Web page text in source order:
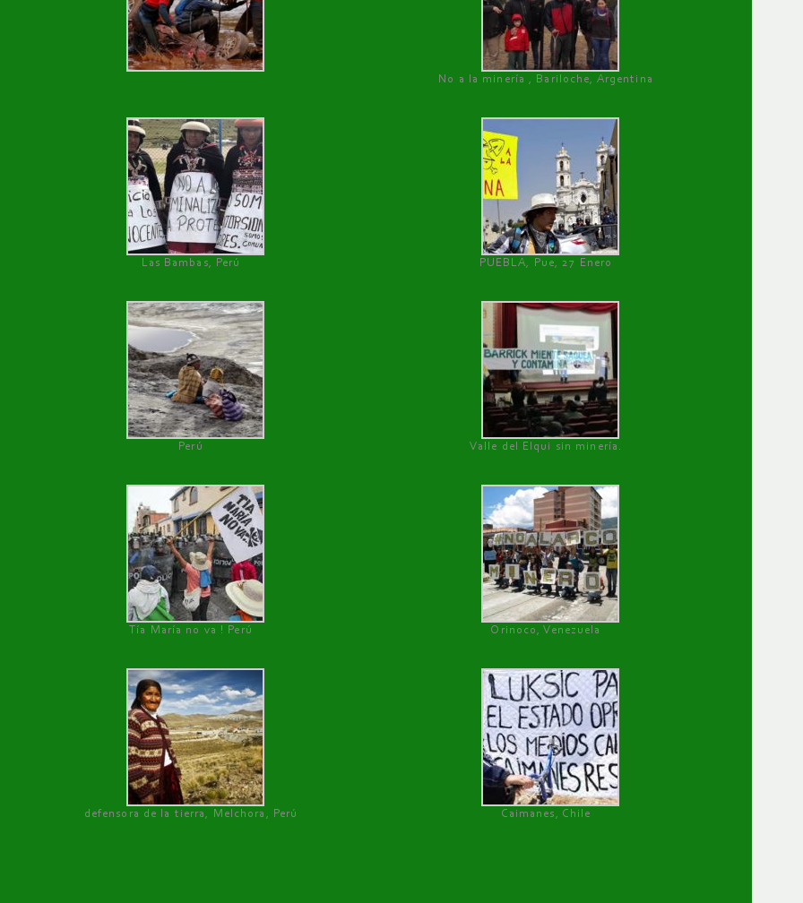
No a la minería , Bariloche, Argentina
Las Bambas, Perú PUEBLA, Pue, 27 Enero
Perú Valle del Elqui sin minería.
Tía María no va ! Perú Orinoco, Venezuela
defensora de la tierra, Melchora, Perú Caimanes, Chile